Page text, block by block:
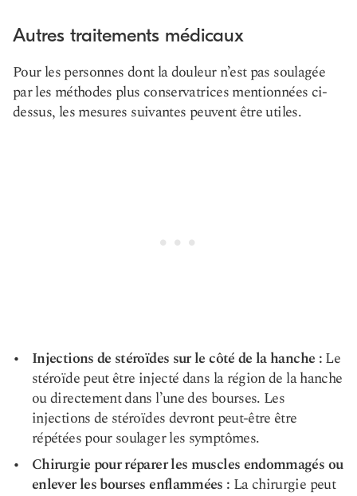
Autres traitements médicaux
Pour les personnes dont la douleur n’est pas soulagée
par les méthodes plus conservatrices mentionnées ci-
dessus, les mesures suivantes peuvent être utiles.
Injections de stéroïdes sur le côté de la hanche :Le
stéroïde peut être injecté dans la région de la hanche
ou directement dans l’une des bourses. Les
injections de stéroïdes devront peut-être être
répétées pour soulager les symptômes.
Chirurgie pour réparer les muscles endommagés ou
enlever les bourses enflammées : La chirurgie peut